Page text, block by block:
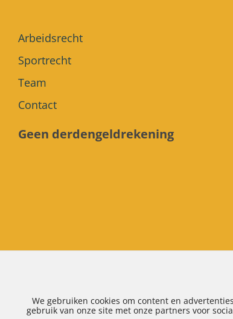
Arbeidsrecht
Sportrecht
Team
Contact
Geen derdengeldrekening
We gebruiken cookies om content en
gebruik van onze site met onze partners voor